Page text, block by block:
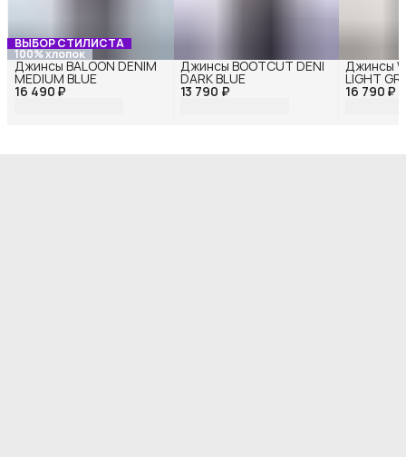
ВЫБОР СТИЛИСТА
100% хлопок
16 490 ₽
Джинсы BALOON DENIM
MEDIUM BLUE
13 790 ₽
Джинсы BOOTCUT DENI
DARK BLUE
16 790 ₽
Джинсы
LIGHT